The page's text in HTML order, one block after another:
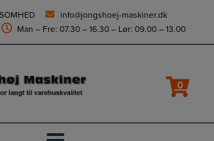
info@jongshoej-maskiner.dk
Man – Fre: 07.30 – 16.30 – Lør: 09.00 – 13.00
0